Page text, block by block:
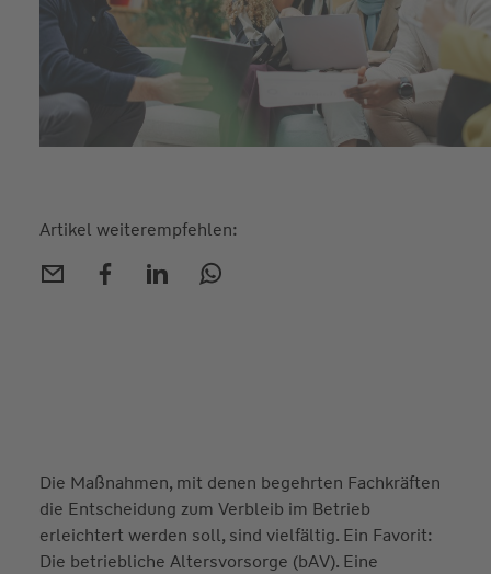
Artikel weiterempfehlen:
Die Maßnahmen, mit denen begehrten Fachkräften
die Entscheidung zum Verbleib im Betrieb
erleichtert werden soll, sind vielfältig. Ein Favorit:
Die betriebliche Altersvorsorge (bAV). Eine